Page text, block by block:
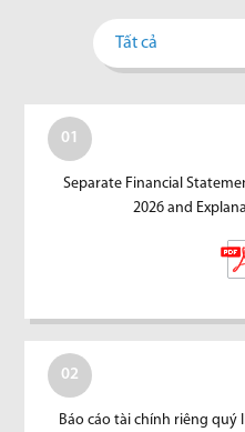
Tất cả
01
Separate Financial
2026 and
02
Báo cáo tài chính riêng quý